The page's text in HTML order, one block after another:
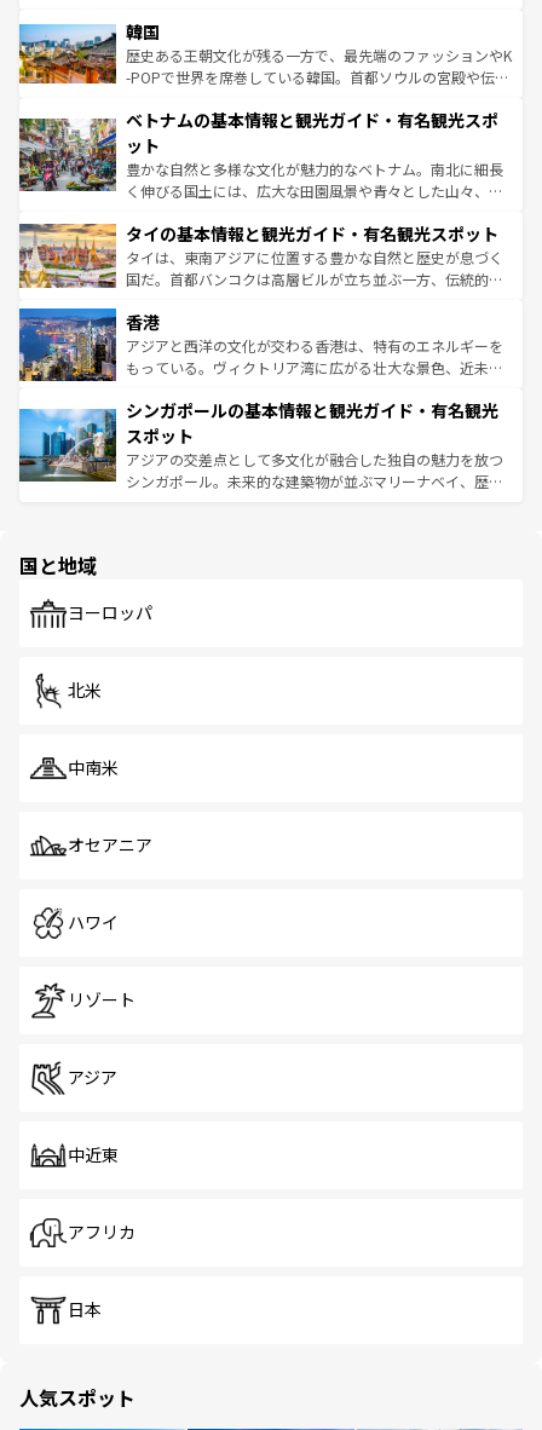
はコンテンツ一覧
いる。アクティビティも充実しており、サーフィンやダイ
ビング、ハイキングなど、アウトドア好きにはたまらな
い。オーストラリアの多彩な魅力を存分に味わいつくそ
参照してほしい。
ン）、静ひつな山岳地帯である台湾東部など、都市の喧騒
と山間の静けさが共存しており、訪れる人に新しい発見と
驚きをもたらしてくれる。また、奥深い台湾の食文化も魅
容にもいいと評判のスイーツなど、バラエティ豊かな料理
照してほしい。
韓国
歴史ある王朝文化が残る一方で、最先端のファッションやK
-POPで世界を席巻している韓国。首都ソウルの宮殿や伝統
き、地方に足を延ばせば四季折々の自然美を楽しむことが
できる。そして、キムチや焼肉、絶品のストリートフード
まで、さまざまな韓国料理が待っている。夜には、韓国な
らではのナイトライフも堪能できる。あたたかいホスピタ
わってみてほしい。 なお、新着の韓国情報はコンテンツ一
覧 を参照してほしい。
ベトナムの基本情報と観光ガイド・有名観光スポ
ット
豊かな自然と多様な文化が魅力的なベトナム。南北に細長
く伸びる国土には、広大な田園風景や青々とした山々、世
急速な発展と共に伝統が息づく。ハノイの古い町並みやホ
ーチミン市のフランス統治時代の建物も、独特の雰囲気を
醸し出している。また、バラエティの豊かさとおいしさで
とつ。フォーやバインミー、ベトナムコーヒーなどは、ぜ
ひ現地で味わいたい。どの地域を訪れてもあたたかい人々
が旅行者を迎えてくれるので、きっと忘れられない旅にな
参照してほしい。
タイの基本情報と観光ガイド・有名観光スポット
タイは、東南アジアに位置する豊かな自然と歴史が息づく
国だ。首都バンコクは高層ビルが立ち並ぶ一方、伝統的な
の活気が交差している。北部ではチェンマイなどの山岳地
帯で自然と触れ合い、南部ではプーケットやクラビの美し
いビーチでリゾート気分を楽しむことができる。タイ料理
激する。気候は一年中温暖で、どの季節にも異なる楽しみ
が待っている。親しみやすいタイの人々、仏教を中心とし
た文化、そして多様な観光資源が、訪れる旅人を魅了し続
ける。 なお、新着のタイ情報はコンテンツ一覧を参照して
香港
アジアと西洋の文化が交わる香港は、特有のエネルギーを
もっている。ヴィクトリア湾に広がる壮大な景色、近未来
み、どこを訪れても感動するはず。観光スポットが密集し
ており、効率よく見どころを回れるのも魅力。息をのむよ
うな絶景から文化的な体験まで、香港を存分に楽しみ尽く
そう。 なお、新着の香港情報はコンテンツ一覧を参照して
シンガポールの基本情報と観光ガイド・有名観光
スポット
アジアの交差点として多文化が融合した独自の魅力を放つ
シンガポール。未来的な建築物が並ぶマリーナベイ、歴史
で、ホーカーズは地元の風情を楽しめる外せないスポット
国と地域
ヨーロッパ
北米
中南米
オセアニア
ハワイ
リゾート
アジア
中近東
アフリカ
日本
人気スポット